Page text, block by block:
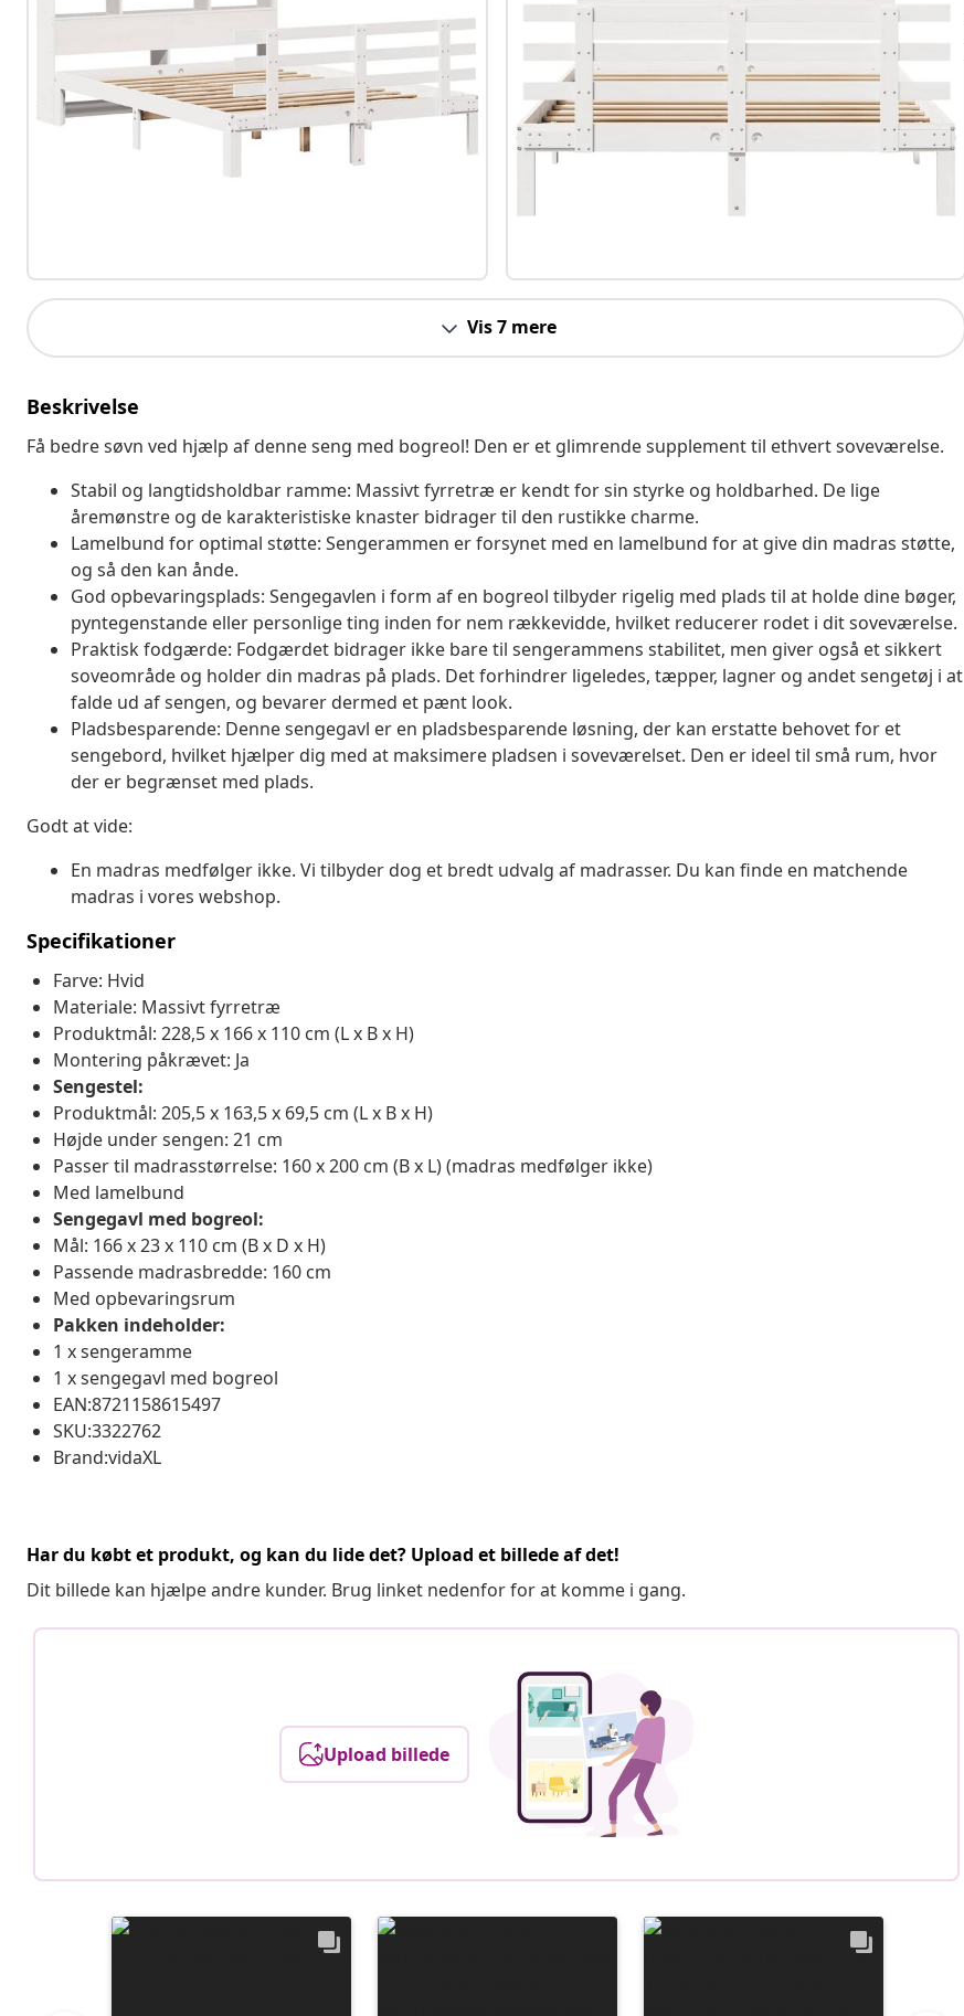
Vis 7 mere
Beskrivelse
Få bedre søvn ved hjælp af denne seng med bogreol! Den er et glimrende supplement til ethvert soveværelse.
Stabil og langtidsholdbar ramme: Massivt fyrretræ er kendt for sin styrke og holdbarhed. De lige
åremønstre og de karakteristiske knaster bidrager til den rustikke charme.
Lamelbund for optimal støtte: Sengerammen er forsynet med en lamelbund for at give din madras støtte,
og så den kan ånde.
God opbevaringsplads: Sengegavlen i form af en bogreol tilbyder rigelig med plads til at holde dine bøger,
pyntegenstande eller personlige ting inden for nem rækkevidde, hvilket reducerer rodet i dit soveværelse.
Praktisk fodgærde: Fodgærdet bidrager ikke bare til sengerammens stabilitet, men giver også et sikkert
soveområde og holder din madras på plads. Det forhindrer ligeledes, tæpper, lagner og andet sengetøj i at
falde ud af sengen, og bevarer dermed et pænt look.
Pladsbesparende: Denne sengegavl er en pladsbesparende løsning, der kan erstatte behovet for et
sengebord, hvilket hjælper dig med at maksimere pladsen i soveværelset. Den er ideel til små rum, hvor
der er begrænset med plads.
Godt at vide:
En madras medfølger ikke. Vi tilbyder dog et bredt udvalg af madrasser. Du kan finde en matchende
madras i vores webshop.
Specifikationer
Farve: Hvid
Materiale: Massivt fyrretræ
Produktmål: 228,5 x 166 x 110 cm (L x B x H)
Montering påkrævet: Ja
Sengestel:
Produktmål: 205,5 x 163,5 x 69,5 cm (L x B x H)
Højde under sengen: 21 cm
Passer til madrasstørrelse: 160 x 200 cm (B x L) (madras medfølger ikke)
Med lamelbund
Sengegavl med bogreol:
Mål: 166 x 23 x 110 cm (B x D x H)
Passende madrasbredde: 160 cm
Med opbevaringsrum
Pakken indeholder:
1 x sengeramme
1 x sengegavl med bogreol
EAN:8721158615497
SKU:3322762
Brand:vidaXL
Har du købt et produkt, og kan du lide det? Upload et billede af det!
Dit billede kan hjælpe andre kunder. Brug linket nedenfor for at komme i gang.
Upload billede